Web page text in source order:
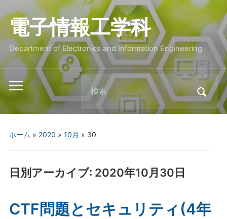
電子情報工学科
Department of Electronics and Information Engineering
Toggle
mobile
menu
Search
for:
ホーム » 2020 » 10月 » 30
日別アーカイブ: 2020年10月30日
CTF問題とセキュリティ(4年